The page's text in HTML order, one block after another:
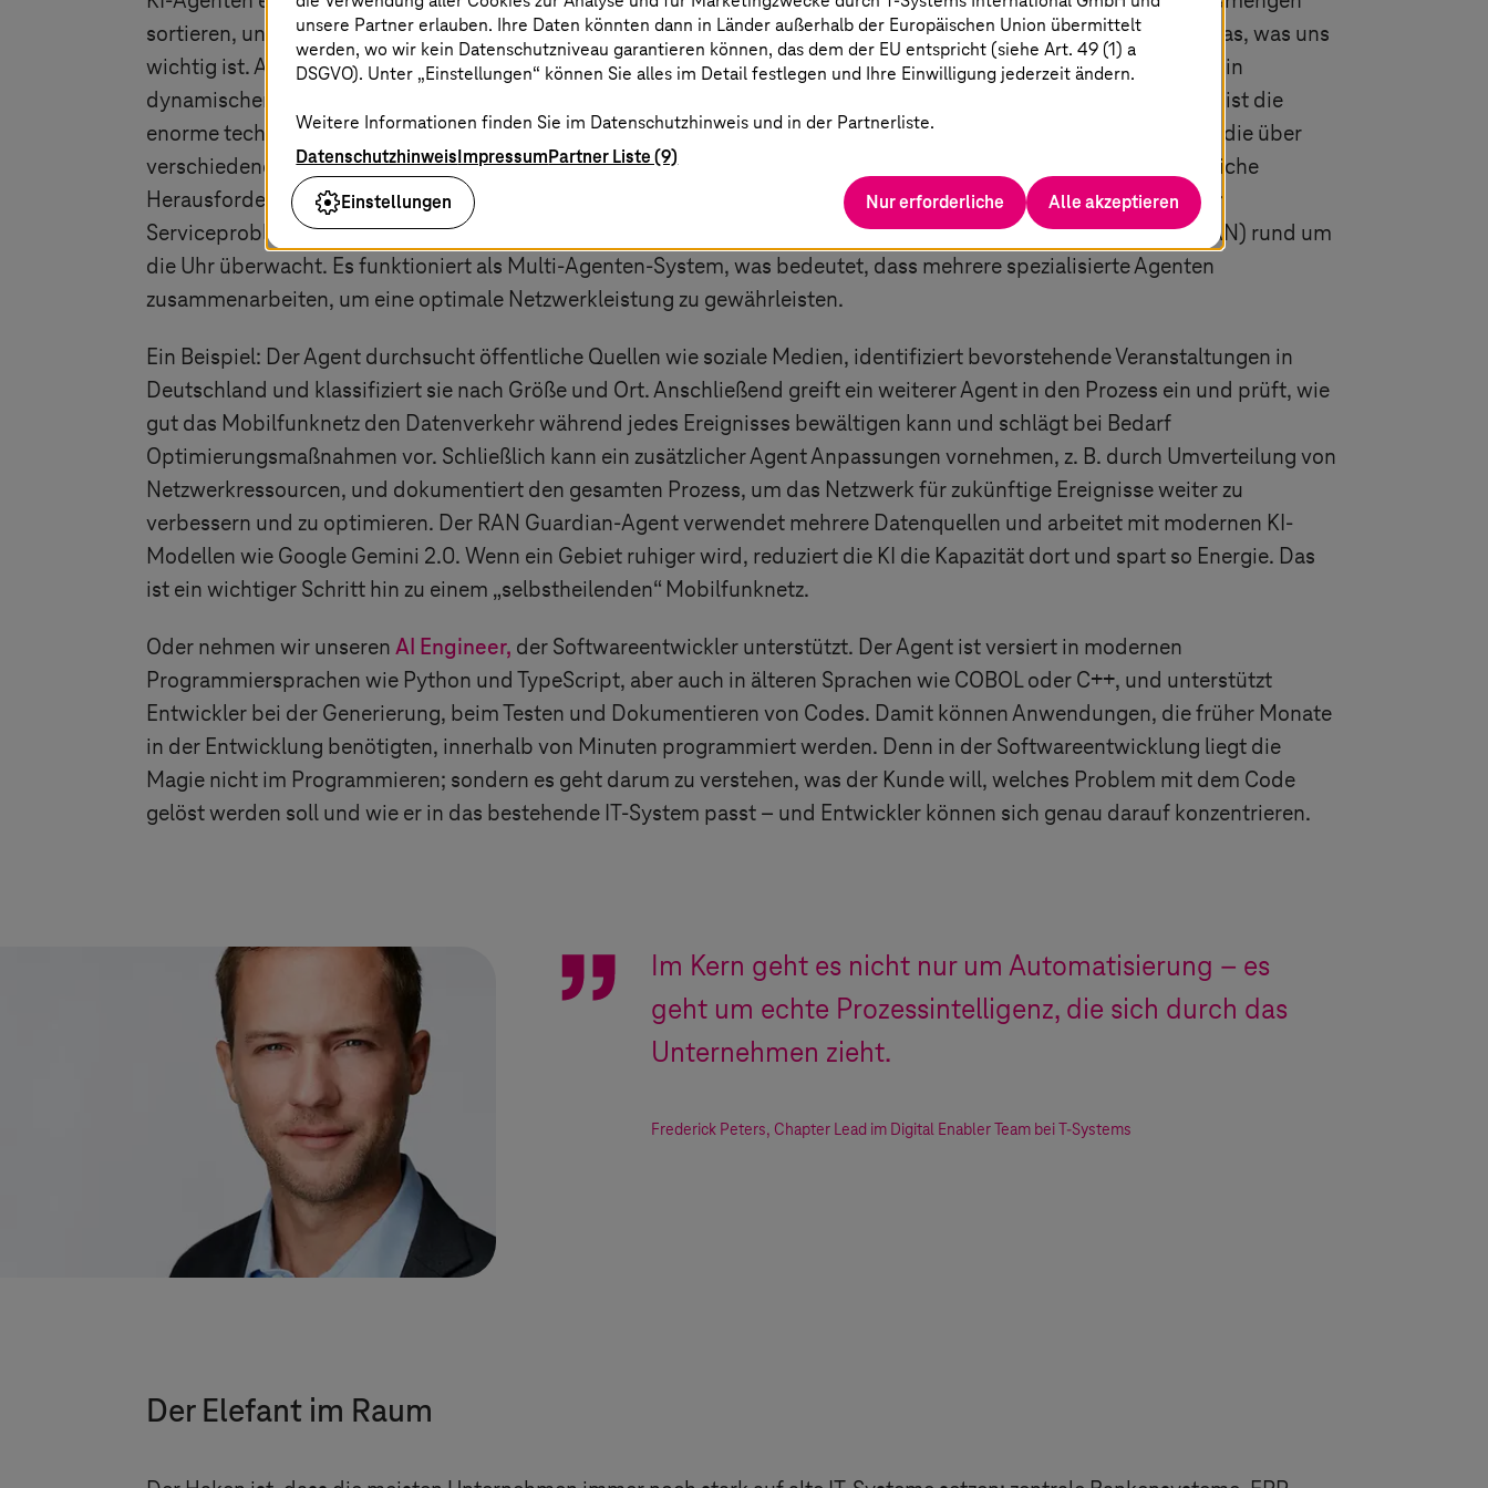
sortieren, uns bei schneller Entscheidung helfen und Dienstleistungen personalisieren. Das schafft mehr Zeit für das, was uns
wichtig ist. Aber der eigentliche Vorteil liegt in ihrer Fähigkeit, kontinuierlich zu lernen und sich anzupassen, selbst in
dynamischen Umgebungen, wodurch Abläufe in der gesamten Organisation weiter optimiert werden. Ein Beispiel ist die
enorme technische Komplexität des Netzes der Deutschen Telekom: Tausende von Servern, Kabeln und Antennen, die über
verschiedene Frequenzbänder senden – alle laufen mit der Geschwindigkeit und dem Umfang von 5G. Die eigentliche
Herausforderung bestand darin, problematische, überlastete Zellen zu erkennen und die Leistung anzupassen, um
Serviceprobleme zu vermeiden: Der RAN Guardian-Agent
setzt genau hier an, indem er das Funkzugangsnetz (RAN) rund um
die Uhr überwacht. Es funktioniert als Multi-Agenten-System, was bedeutet, dass mehrere spezialisierte Agenten
zusammenarbeiten, um eine optimale Netzwerkleistung zu gewährleisten.
Ein Beispiel: Der Agent durchsucht öffentliche Quellen wie soziale Medien, identifiziert bevorstehende Veranstaltungen in
Deutschland und klassifiziert sie nach Größe und Ort. Anschließend greift ein weiterer Agent in den Prozess ein und prüft, wie
gut das Mobilfunknetz den Datenverkehr während jedes Ereignisses bewältigen kann und schlägt bei Bedarf
Optimierungsmaßnahmen vor. Schließlich kann ein zusätzlicher Agent Anpassungen vornehmen, z. B. durch Umverteilung von
Netzwerkressourcen, und dokumentiert den gesamten Prozess, um das Netzwerk für zukünftige Ereignisse weiter zu
verbessern und zu optimieren. Der RAN Guardian-Agent verwendet mehrere Datenquellen und arbeitet mit modernen KI-
Modellen wie Google Gemini 2.0. Wenn ein Gebiet ruhiger wird, reduziert die KI die Kapazität dort und spart so Energie. Das
ist ein wichtiger Schritt hin zu einem „selbstheilenden“ Mobilfunknetz.
Oder nehmen wir unseren AI Engineer, der Softwareentwickler unterstützt. Der Agent ist versiert in modernen
Programmiersprachen wie Python und TypeScript, aber auch in älteren Sprachen wie COBOL oder C++, und unterstützt
Entwickler bei der Generierung, beim Testen und Dokumentieren von Codes. Damit können Anwendungen, die früher Monate
in der Entwicklung benötigten, innerhalb von Minuten programmiert werden. Denn in der Softwareentwicklung liegt die
Magie nicht im Programmieren; sondern es geht darum zu verstehen, was der Kunde will, welches Problem mit dem Code
gelöst werden soll und wie er in das bestehende IT-System passt – und Entwickler können sich genau darauf konzentrieren.
Im Kern geht es nicht nur um Automatisierung – es
geht um echte Prozessintelligenz, die sich durch das
Unternehmen zieht.
Frederick Peters, Chapter Lead im Digital Enabler Team bei T-Systems
Der Elefant im Raum
unsere Partner erlauben. Ihre Daten könnten dann in Länder außerhalb der Europäischen Union übermittelt
werden, wo wir kein Datenschutzniveau garantieren können, das dem der EU entspricht (siehe Art. 49 (1) a
DSGVO). Unter „Einstellungen“ können Sie alles im Detail festlegen und Ihre Einwilligung jederzeit ändern.
Weitere Informationen finden Sie im Datenschutzhinweis und in der Partnerliste.
DatenschutzhinweisImpressumPartner Liste (9)
Einstellungen
Nur erforderliche Alle akzeptieren